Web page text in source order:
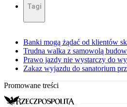
Tagi
Banki mogą żądać od klientów
Trudna walka z samowolą
Prawo jazdy nie wystarczy do
Zakaz wyjazdu do sanatorium
Promowane treści